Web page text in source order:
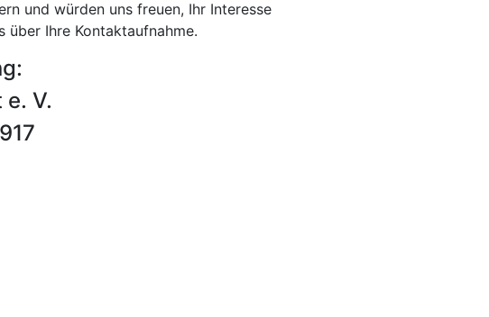
und würden uns freuen, Ihr Interesse
über Ihre Kontaktaufnahme.
V.